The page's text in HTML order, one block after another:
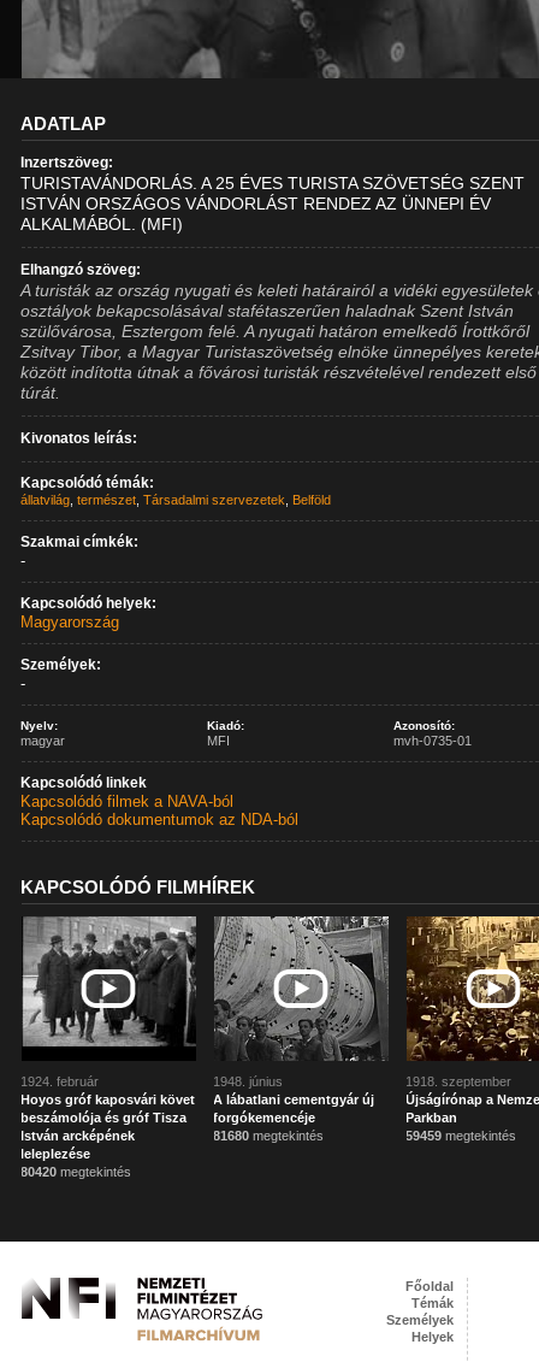
ADATLAP
Inzertszöveg:
TURISTAVÁNDORLÁS. A 25 ÉVES TURISTA SZÖVETSÉG SZENT
ISTVÁN ORSZÁGOS VÁNDORLÁST RENDEZ AZ ÜNNEPI ÉV
ALKALMÁBÓL. (MFI)
Elhangzó szöveg:
A turisták az ország nyugati és keleti határairól a vidéki egyesületek
osztályok bekapcsolásával stafétaszerűen haladnak Szent István
szülővárosa, Esztergom felé. A nyugati határon emelkedő Írottkőről
Zsitvay Tibor, a Magyar Turistaszövetség elnöke ünnepélyes
között indította útnak a fővárosi turisták részvételével rendezett első
túrát.
Kivonatos leírás:
Kapcsolódó témák:
állatvilág ,természet ,Társadalmi szervezetek Belföld
Szakmai címkék:
-
Kapcsolódó helyek:
Magyarország
Személyek:
-
Nyelv:
magyar
Kiadó:
MFI
Azonosító:
mvh-0735-01
Kapcsolódó linkek
Kapcsolódó filmek a NAVA-ból
Kapcsolódó dokumentumok az NDA-ból
KAPCSOLÓDÓ FILMHÍREK
1924. február
Hoyos gróf kaposvári követ
beszámolója és gróf Tisza
István arcképének
leleplezése
80420 megtekintés
1948. június
A lábatlani cementgyár új
forgókemencéje
81680 megtekintés
1918. szeptember
Újságírónap a
Parkban
59459 megtekintés
Főoldal
Témák
Személyek
Helyek